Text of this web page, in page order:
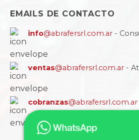
EMAILS DE CONTACTO
info@abrafersrl.com.ar -
ventas@abrafersrl.com.ar -
cobranzas@abrafersrl.com.ar
y comprobantes